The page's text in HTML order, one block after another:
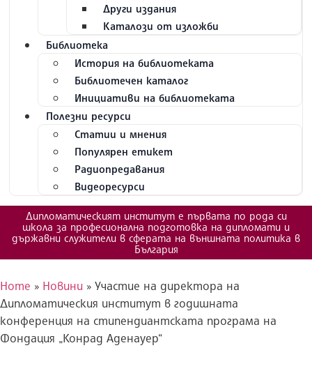
Други издания
Каталози от изложби
Библиотека
История на библиотеката
Библиотечен каталог
Инициативи на библиотеката
Полезни ресурси
Статии и мнения
Популярен етикет
Радиопредавания
Видеоресурси
Дипломатическият институт е първата по рода си
школа за професионална подготовка на дипломати и
държавни служители в сферата на външната политика в
България
Home » Новини » Участие на директора на
Дипломатическия институт в годишната
конференция на стипендиантската програма на
Фондация „Конрад Аденауер“